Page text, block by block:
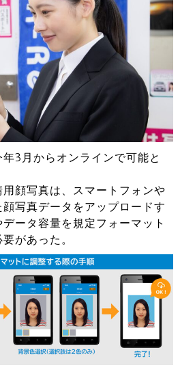
3月からオンラインで可能と
顔写真は、スマートフォンや
写真データをアップロードす
ータ容量を規定フォーマット
があった。